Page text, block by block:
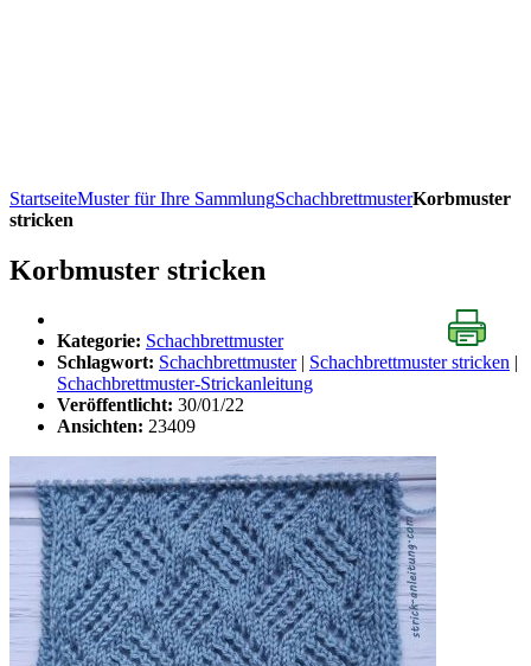
StartseiteMuster für Ihre SammlungSchachbrettmusterKorbmuster
stricken
Korbmuster stricken
Kategorie: Schachbrettmuster
Schlagwort: Schachbrettmuster| Schachbrettmuster stricken
Schachbrettmuster-Strickanleitung
Veröffentlicht: 30/01/22
Ansichten: 23409